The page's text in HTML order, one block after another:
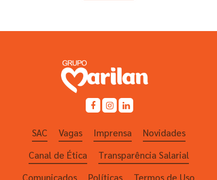
SAC Vagas Imprensa
Novidades
Canal de Ética
Transparência Salarial
Comunicados
Políticas Termos de Uso